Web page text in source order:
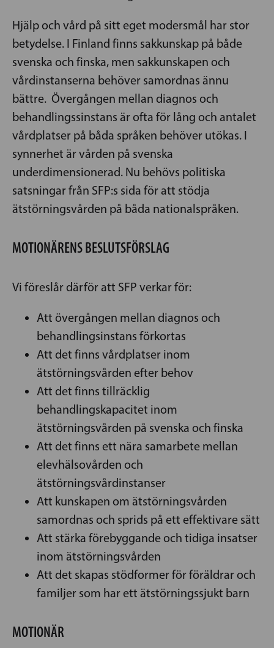
Hjälp och vård på sitt eget modersmål har stor
betydelse. I Finland finns sakkunskap på både
svenska och finska, men sakkunskapen och
vårdinstanserna behöver samordnas ännu
bättre. Övergången mellan diagnos och
behandlingssinstans är ofta för lång och antalet
vårdplatser på båda språken behöver utökas. I
synnerhet är vården på svenska
underdimensionerad. Nu behövs politiska
satsningar från SFP:s sida för att stödja
ätstörningsvården på båda nationalspråken.
MOTIONÄRENS BESLUTSFÖRSLAG
Vi föreslår därför att SFP verkar för:
Att övergången mellan diagnos och
behandlingsinstans förkortas
Att det finns vårdplatser inom
ätstörningsvården efter behov
Att det finns tillräcklig
behandlingskapacitet inom
ätstörningsvården på svenska och finska
Att det finns ett nära samarbete mellan
elevhälsovården och
ätstörningsvårdinstanser
Att kunskapen om ätstörningsvården
samordnas och sprids på ett effektivare sätt
Att stärka förebyggande och tidiga insatser
inom ätstörningsvården
Att det skapas stödformer för föräldrar och
familjer som har ett ätstörningssjukt barn
MOTIONÄR